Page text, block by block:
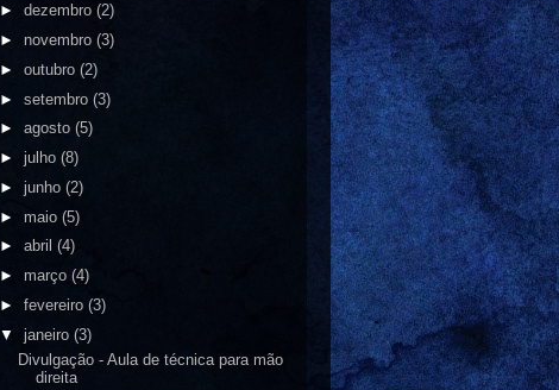
► dezembro (2)
► novembro (3)
► outubro (2)
► setembro (3)
► agosto (5)
► julho (8)
► junho (2)
► maio (5)
► abril (4)
► março (4)
► fevereiro (3)
▼ janeiro (3)
Divulgação - Aula de técnica para mão
direita